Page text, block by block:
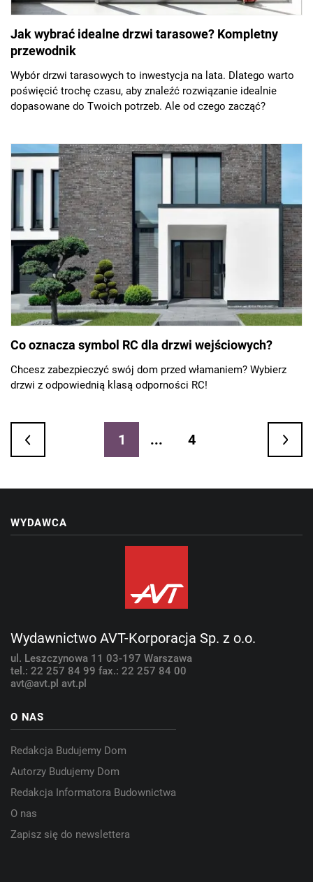
Jak wybrać idealne drzwi tarasowe? Kompletny
przewodnik
Wybór drzwi tarasowych to inwestycja na lata. Dlatego warto
poświęcić trochę czasu, aby znaleźć rozwiązanie idealnie
dopasowane do Twoich potrzeb. Ale od czego zacząć?
Co oznacza symbol RC dla drzwi wejściowych?
Chcesz zabezpieczyć swój dom przed włamaniem? Wybierz
drzwi z odpowiednią klasą odporności RC!
1 ... 4
WYDAWCA
Wydawnictwo AVT-Korporacja Sp. z o.o.
ul. Leszczynowa 11 03-197 Warszawa
tel.: 22 257 84 99 fax.: 22 257 84 00
avt@avt.pl avt.pl
O NAS
Redakcja Budujemy Dom
Autorzy Budujemy Dom
Redakcja Informatora Budownictwa
O nas
Zapisz się do newslettera